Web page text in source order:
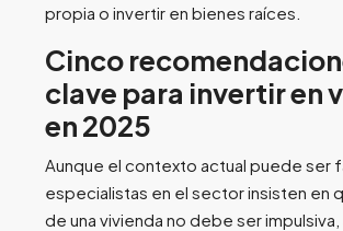
propia o invertir en bienes raíces.
Cinco
clave para invertir en
en 2025
Aunque el contexto actual puede ser
especialistas en el sector insisten en
de una vivienda no debe ser impulsiva,